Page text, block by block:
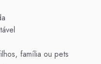
família ou pets